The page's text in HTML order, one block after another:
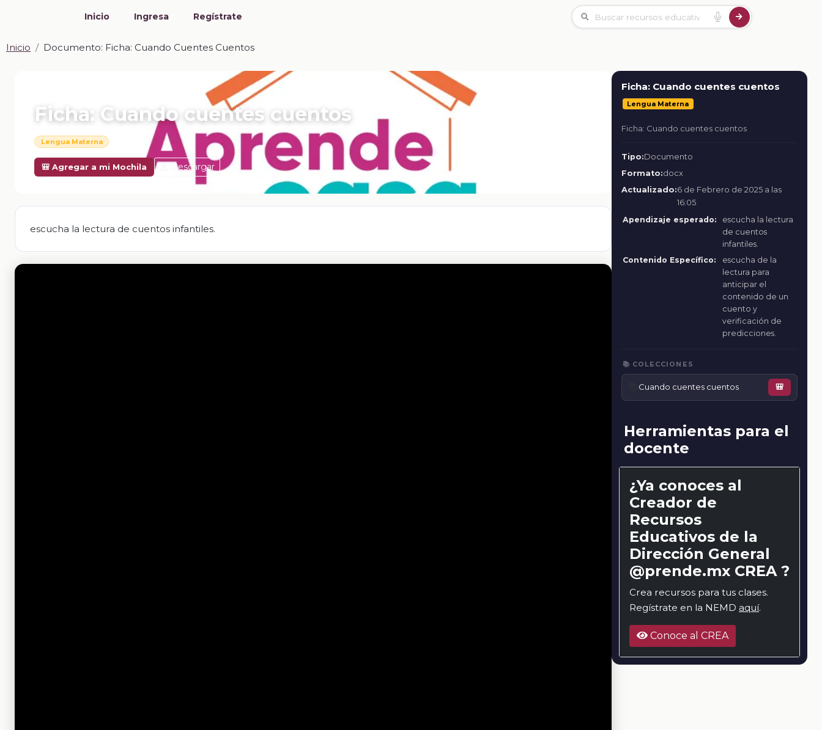
Inicio Ingresa Regístrate
Inicio Documento: Ficha: Cuando Cuentes Cuentos
Ficha: Cuando cuentes cuentos
Lengua Materna
🎒 Agregar a mi Mochila Descargar
escucha la lectura de cuentos infantiles.
Ficha: Cuando cuentes cuentos
Lengua Materna
Ficha: Cuando cuentes cuentos
Tipo:Documento
Formato:docx
Actualizado:6 de Febrero de 2025 a las
16:05
Apendizaje esperado:
escucha la lectura
de cuentos
infantiles.
Contenido Específico:
escucha de la
lectura para
anticipar el
contenido de un
cuento y
verificación de
predicciones.
📚 COLECCIONES
Cuando cuentes cuentos 🎒
Herramientas para el
docente
¿Ya conoces al
Creador de
Recursos
Educativos de la
Dirección General
@prende.mx CREA ?
Crea recursos para tus clases.
Regístrate en la NEMD aquí.
Conoce al CREA